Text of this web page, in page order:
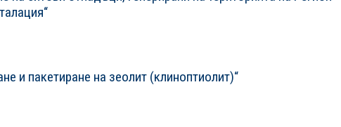
и пакетиране на зеолит (клиноптиолит)“